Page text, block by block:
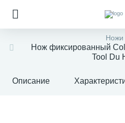
Ножи
Нож фиксированный
Tool Du
Описание